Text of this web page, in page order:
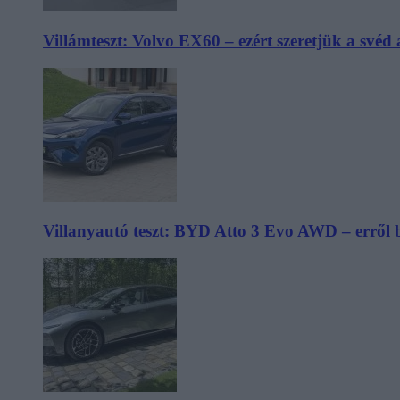
Villámteszt: Volvo EX60 – ezért szeretjük a svéd
Villanyautó teszt: BYD Atto 3 Evo AWD – erről